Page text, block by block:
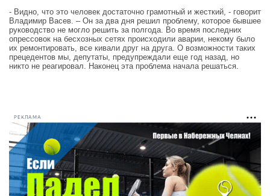
- Видно, что это человек достаточно грамотный и жесткий, - говорит
Владимир Васев. – Он за два дня решил проблему, которое бывшее
руководство не могло решить за полгода. Во время последних
опрессовок на бесхозных сетях происходили аварии, некому было
их ремонтировать, все кивали друг на друга. О возможности таких
прецедентов мы, депутаты, предупреждали еще год назад, но
никто не реагировал. Наконец эта проблема начала решаться.
РЕКЛАМА